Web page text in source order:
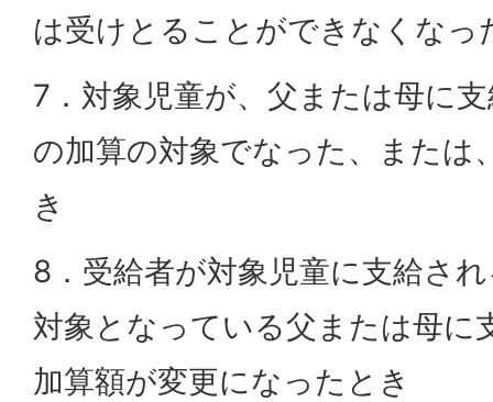
は受けとることができなくなっ
7．対象児童が、父または母に
の加算の対象でなった、または
き
8．受給者が対象児童に支給さ
対象となっている父または母に
加算額が変更になったとき